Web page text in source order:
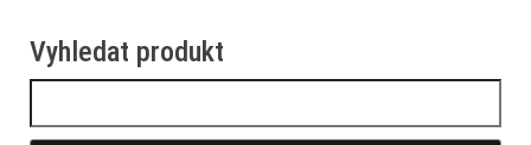
Vyhledat produkt